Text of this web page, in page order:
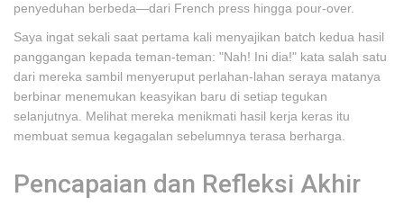
penyeduhan berbeda—dari French press hingga pour-over.
Saya ingat sekali saat pertama kali menyajikan batch kedua hasil
panggangan kepada teman-teman: "Nah! Ini dia!" kata salah satu
dari mereka sambil menyeruput perlahan-lahan seraya matanya
berbinar menemukan keasyikan baru di setiap tegukan
selanjutnya. Melihat mereka menikmati hasil kerja keras itu
membuat semua kegagalan sebelumnya terasa berharga.
Pencapaian dan Refleksi Akhir